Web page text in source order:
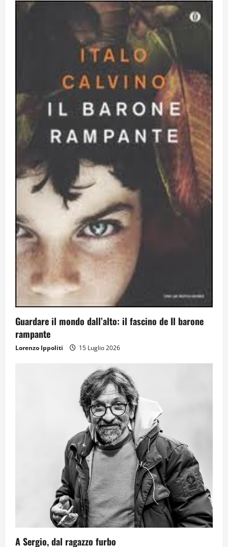
15 Luglio 2026
Guardare il mondo dall’alto: il fascino de Il barone
rampante
Lorenzo Ippoliti 15 Luglio 2026
A Sergio, dal ragazzo furbo